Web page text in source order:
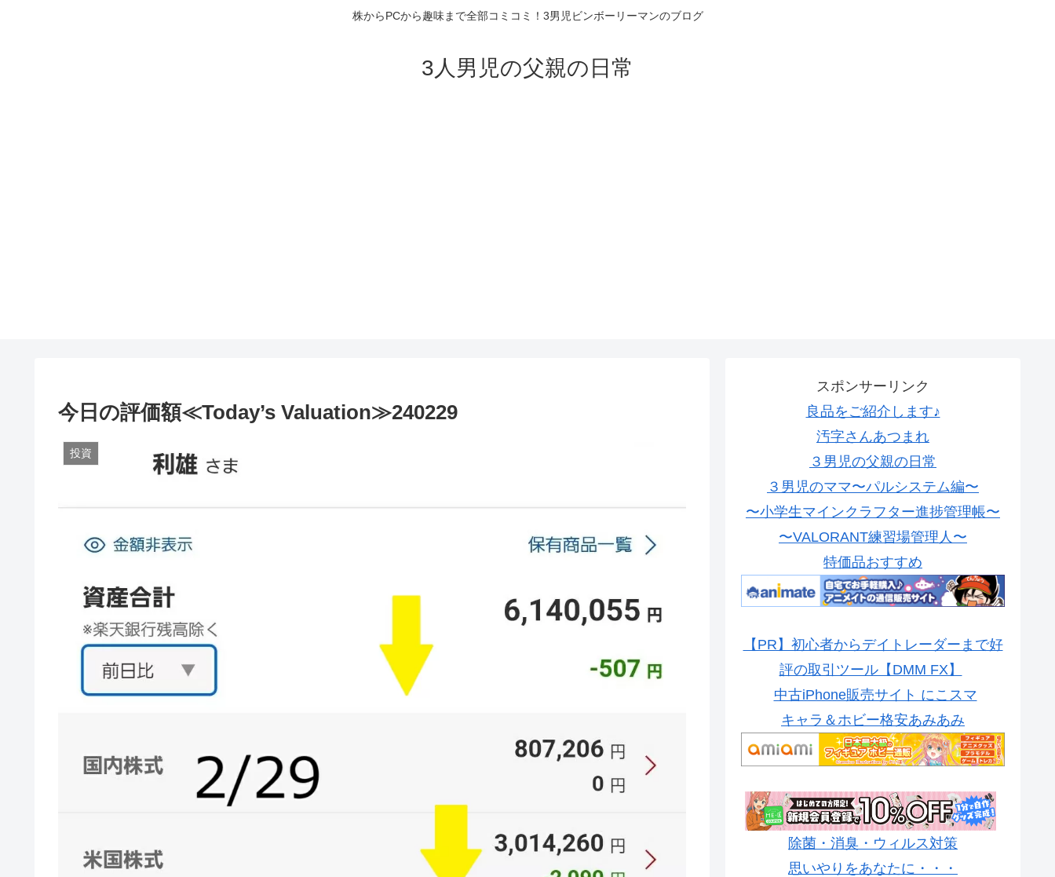
株からPCから趣味まで全部コミコミ！3男児ビンボーリーマンのブログ
3人男児の父親の日常
今日の評価額≪Today’s Valuation≫240229
投資
スポンサーリンク
良品をご紹介します♪
汚字さんあつまれ
３男児の父親の日常
３男児のママ〜パルシステム編〜
〜小学生マインクラフター進捗管理帳〜
〜VALORANT練習場管理人〜
特価品おすすめ
【PR】初心者からデイトレーダーまで好
評の取引ツール【DMM FX】
中古iPhone販売サイト にこスマ
キャラ＆ホビー格安あみあみ
除菌・消臭・ウィルス対策
思いやりをあなたに・・・